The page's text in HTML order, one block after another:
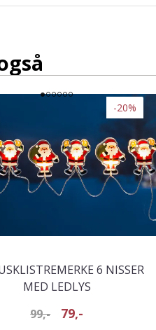
-20%
6 NISSER
MED LEDLYS
99,-
79,-